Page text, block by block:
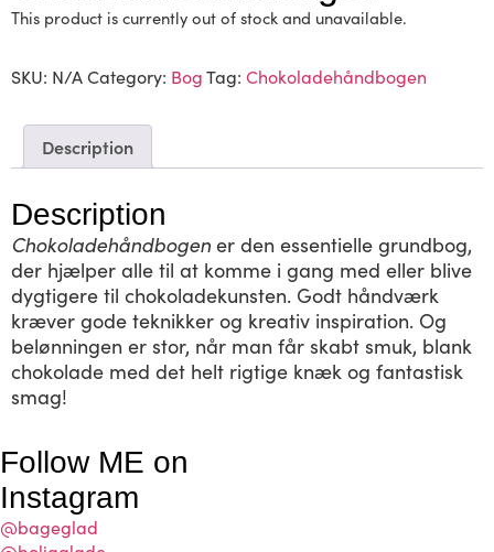
This product is currently out of stock and unavailable.
SKU: N/ACategory: BogTag: Chokoladehåndbogen
Description
Description
Chokoladehåndbogen er den essentielle grundbog,
der hjælper alle til at komme i gang med eller blive
dygtigere til chokoladekunsten. Godt håndværk
kræver gode teknikker og kreativ inspiration. Og
belønningen er stor, når man får skabt smuk, blank
chokolade med det helt rigtige knæk og fantastisk
smag!
Follow ME on
Instagram
@bageglad